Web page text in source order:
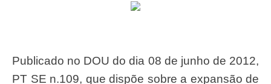
Publicado no DOU do dia 08 de junho de 2012,
PT SE n.109, que dispõe sobre a expansão de